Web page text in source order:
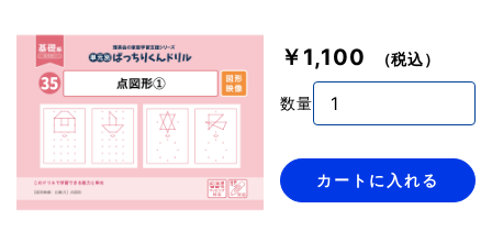
￥1,100 （税込）
数量
カートに入れる